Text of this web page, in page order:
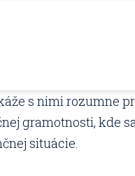
s nimi rozumne
gramotnosti, kde
situácie.